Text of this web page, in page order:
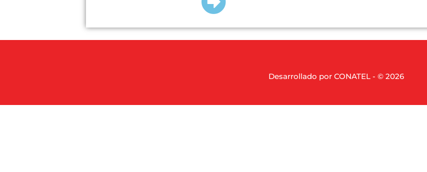
Desarrollado por CONATEL - © 2026